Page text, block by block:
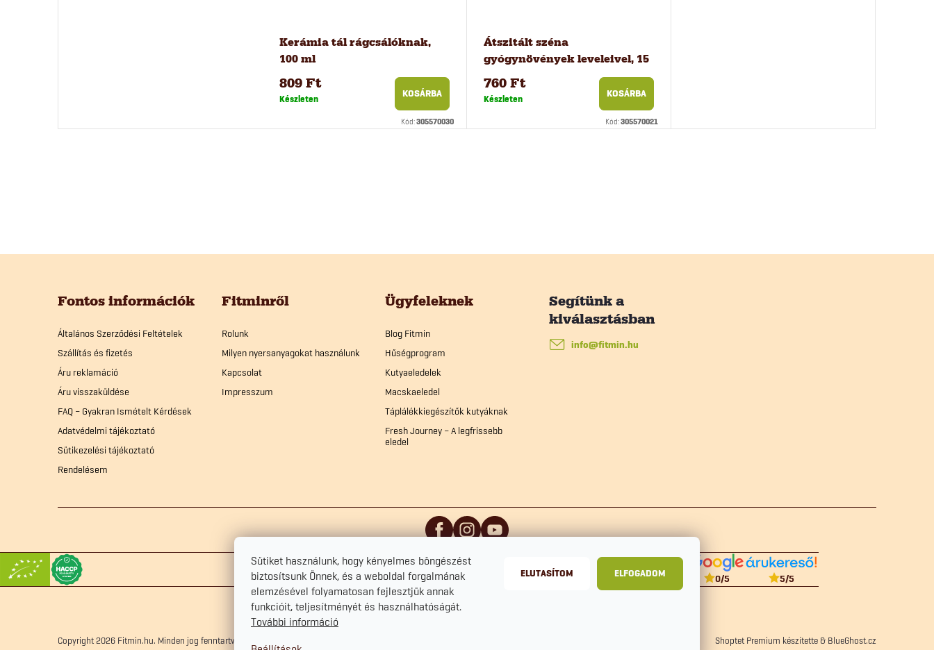
Sütiket használunk, hogy kényelmes böngészést
biztosítsunk Önnek, és a weboldal forgalmának
elemzésével folyamatosan fejlesztjük annak
funkcióit, teljesítményét és használhatóságát.
További információ
ELUTASÍTOM ELFOGADOM
Kerámia tál rágcsálóknak,
100 ml
809 Ft
Készleten KOSÁRBA
Kód:305570030
Átszitált széna
gyógynövények leveleivel, 15
liter.
760 Ft
Készleten KOSÁRBA
Kód:305570021
Fontos információk
Általános Szerződési Feltételek
Szállítás és fizetés
Áru reklamáció
Áru visszaküldése
FAQ – Gyakran Ismételt Kérdések
Adatvédelmi tájékoztató
Sütikezelési tájékoztató
Rendelésem
Fitminről
Rolunk
Milyen nyersanyagokat használunk
Kapcsolat
Impresszum
Ügyfeleknek
Blog Fitmin
Hűségprogram
Kutyaeledelek
Macskaeledel
Táplálékkiegészítők kutyáknak
Fresh Journey – A legfrissebb
eledel
info@fitmin.hu
0/5 5/5
Shoptet Premium készítette & BlueGhost.cz
Copyright 2026 Fitmin.hu. Minden jog fenntartva.